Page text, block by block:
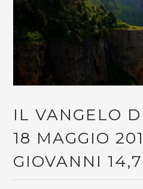
IL VANGELO
18 MAGGIO
GIOVANNI